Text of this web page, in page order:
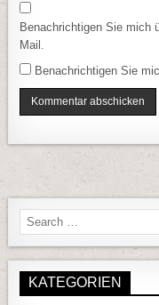
Benachrichtigen Sie mich
Mail.
Benachrichtigen Sie
Search for:
KATEGORIEN